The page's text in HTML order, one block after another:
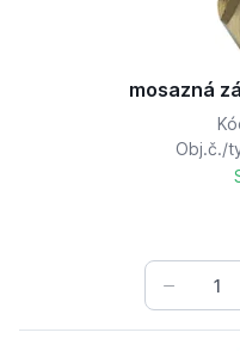
mosazná
Obj.č./